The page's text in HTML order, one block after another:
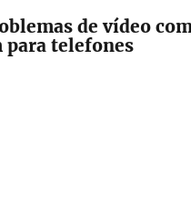
de vídeo
para telefones